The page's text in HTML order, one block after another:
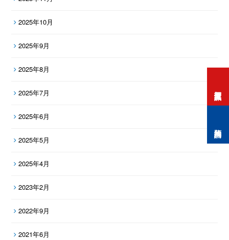
2025年10月
2025年9月
2025年8月
2025年7月
2025年6月
2025年5月
2025年4月
2023年2月
2022年9月
2021年6月